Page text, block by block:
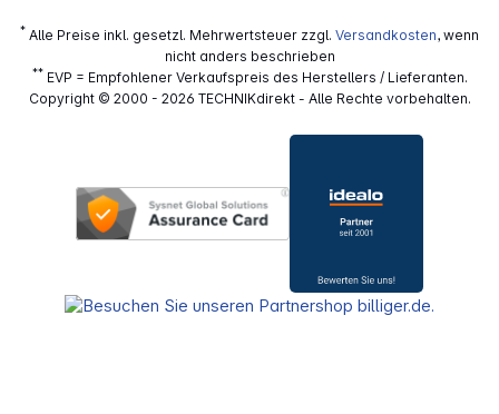
* Alle Preise inkl. gesetzl. Mehrwertsteuer zzgl. Versandkosten, wenn
nicht anders beschrieben
**EVP = Empfohlener Verkaufspreis des Herstellers / Lieferanten.
Copyright © 2000 - 2026 TECHNIKdirekt - Alle Rechte vorbehalten.